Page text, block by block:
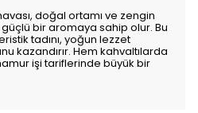
doğal ortamı ve zengin
bir aromaya sahip olur. Bu
tadını, yoğun lezzet
kazandırır. Hem kahvaltılarda
işi tariflerinde büyük bir